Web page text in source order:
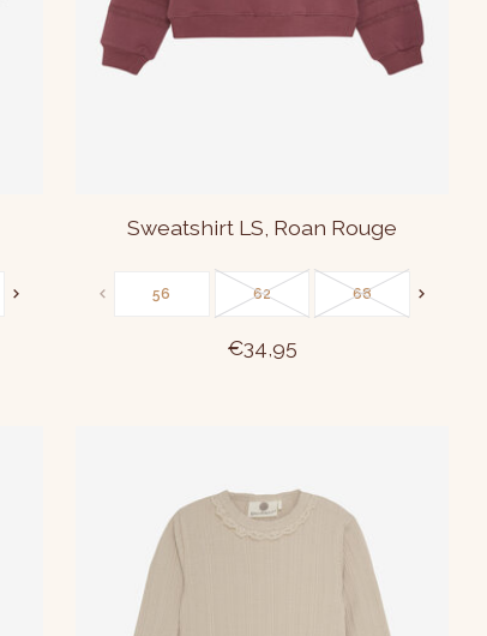
Sweatshirt LS, Roan Rouge
56 62 68
€34,95